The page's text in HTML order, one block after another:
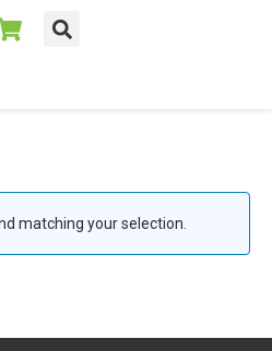
matching your selection.